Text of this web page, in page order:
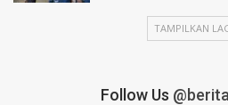
TAMPILKAN
Follow Us